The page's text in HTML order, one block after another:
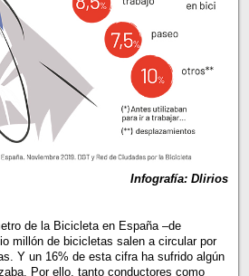
Infografía: Dlirios
de la Bicicleta en España –de
millón de bicicletas salen a circular por
Y un 16% de esta cifra ha sufrido algún
Por ello, tanto conductores como